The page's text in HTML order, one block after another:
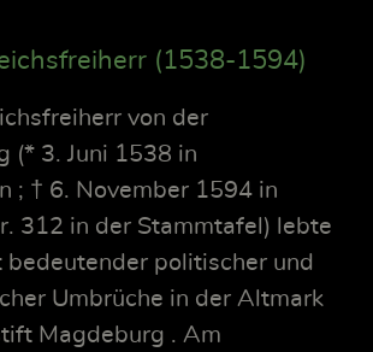
(1538-1594)
von der
(* 3. Juni 1538 in
; † 6. November 1594 in
312 in der Stammtafel) lebte
bedeutender politischer und
Umbrüche in der Altmark
Magdeburg . Am